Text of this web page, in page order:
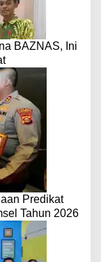
BAZNAS, Ini
Predikat
Tahun 2026